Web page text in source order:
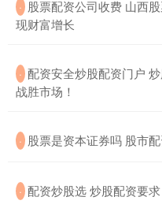
· 股票配资公司收费 山西
现财富增长
· 配资安全炒股配资门户
战胜市场！
· 股票是资本证券吗 股市
· 配资炒股选 炒股配资要